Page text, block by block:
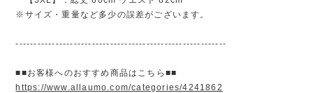
※サイズ・重量など多少の誤差がございます。
----------------------------------------------------------
■■お客様へのおすすめ商品はこちら■■
https://www.allaumo.com/categories/4241862